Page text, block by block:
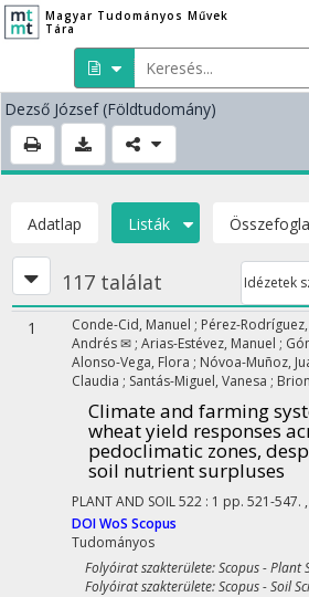
Magyar Tudományos Művek
Tára
Dezső József (Földtudomány)
Adatlap Listák
117 találat Idézetek
1 Conde-Cid, Manuel ; Pérez-
Andrés ✉ ; Arias-Estévez, Manuel ;
Alonso-Vega, Flora ; Nóvoa-Muñoz,
Claudia ; Santás-Miguel, Vanesa ;
Climate and farming
wheat yield responses
pedoclimatic zones,
soil nutrient surpluses
PLANT AND SOIL522 : 1 pp. 521-547.
DOIWoS Scopus
Tudományos
Folyóirat szakterülete: Scopus - Plant
Folyóirat szakterülete: Scopus - Soil